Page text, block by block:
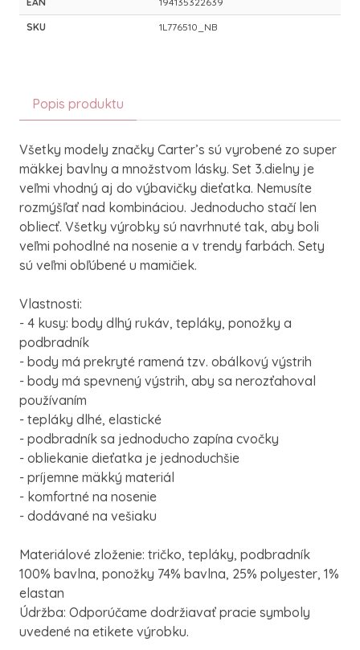
SKU 1L776510_NB
Popis produktu
Všetky modely značky Carter’s sú vyrobené zo super
mäkkej bavlny a množstvom lásky. Set 3.dielny je
veľmi vhodný aj do výbavičky dieťatka. Nemusíte
rozmýšľať nad kombináciou. Jednoducho stačí len
obliecť. Všetky výrobky sú navrhnuté tak, aby boli
veľmi pohodlné na nosenie a v trendy farbách. Sety
sú veľmi obľúbené u mamičiek.
Vlastnosti:
- 4 kusy: body dlhý rukáv, tepláky, ponožky a
podbradník
- body má prekryté ramená tzv. obálkový výstrih
- body má spevnený výstrih, aby sa nerozťahoval
používaním
- tepláky dlhé, elastické
- podbradník sa jednoducho zapína cvočky
- obliekanie dieťatka je jednoduchšie
- príjemne mäkký materiál
- komfortné na nosenie
- dodávané na vešiaku
Materiálové zloženie: tričko, tepláky, podbradník
100% bavlna, ponožky 74% bavlna, 25% polyester, 1%
elastan
Údržba: Odporúčame dodržiavať pracie symboly
uvedené na etikete výrobku.